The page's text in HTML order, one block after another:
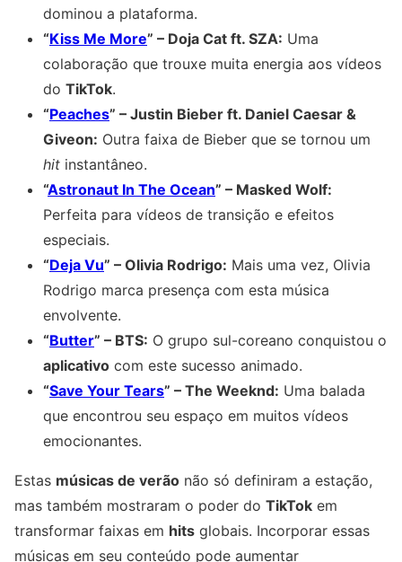
dominou a plataforma.
“Kiss Me More” – Doja Cat ft. SZA: Uma
colaboração que trouxe muita energia aos vídeos
do TikTok.
“Peaches” – Justin Bieber ft. Daniel Caesar &
Giveon: Outra faixa de Bieber que se tornou um
hit instantâneo.
“Astronaut In The Ocean” – Masked Wolf:
Perfeita para vídeos de transição e efeitos
especiais.
“Deja Vu” – Olivia Rodrigo: Mais uma vez, Olivia
Rodrigo marca presença com esta música
envolvente.
“Butter” – BTS: O grupo sul-coreano conquistou o
aplicativo com este sucesso animado.
“Save Your Tears” – The Weeknd: Uma balada
que encontrou seu espaço em muitos vídeos
emocionantes.
Estas músicas de verão não só definiram a estação,
mas também mostraram o poder do TikTok em
transformar faixas em hits globais. Incorporar essas
músicas em seu conteúdo pode aumentar